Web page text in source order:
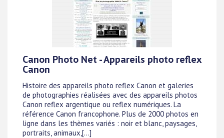
Canon Photo Net - Appareils photo reflex
Canon
Histoire des appareils photo reflex Canon et galeries
de photographies réalisées avec des appareils photos
Canon reflex argentique ou reflex numériques. La
référence Canon francophone. Plus de 2000 photos en
ligne dans les thèmes variés : noir et blanc, paysages,
portraits, animaux,[...]